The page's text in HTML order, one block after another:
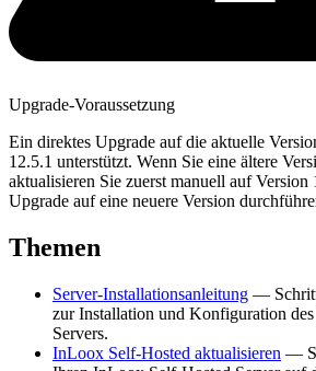
Upgrade-Voraussetzung
Ein direktes Upgrade auf die aktuelle
12.5.1 unterstützt. Wenn Sie eine ältere
aktualisieren Sie zuerst manuell auf Version
Upgrade auf eine neuere Version
Themen
Server-Installationsanleitung —
zur Installation und Konfiguration
Servers.
InLoox Self-Hosted aktualisieren —